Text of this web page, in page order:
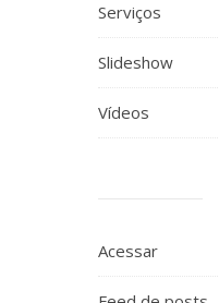
Serviços
Slideshow
Vídeos
Acessar